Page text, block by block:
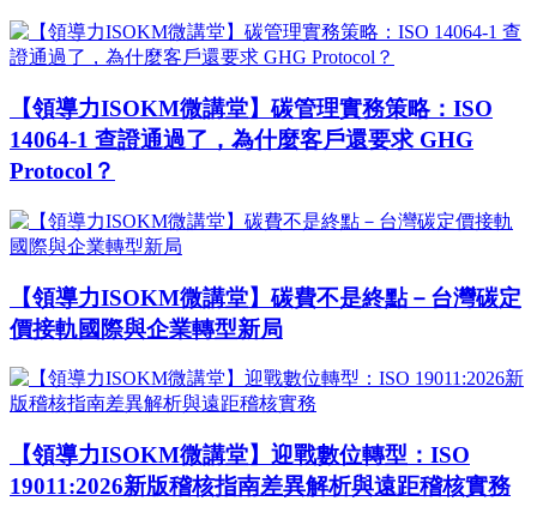
【領導力ISOKM微講堂】碳管理實務策略：ISO
14064-1 查證通過了，為什麼客戶還要求 GHG
Protocol？
【領導力ISOKM微講堂】碳費不是終點－台灣碳定
價接軌國際與企業轉型新局
【領導力ISOKM微講堂】迎戰數位轉型：ISO
19011:2026新版稽核指南差異解析與遠距稽核實務